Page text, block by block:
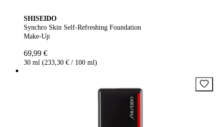
SHISEIDO
Synchro Skin Self-Refreshing Foundation
Make-Up
69,99 €
30 ml (233,30 € / 100 ml)